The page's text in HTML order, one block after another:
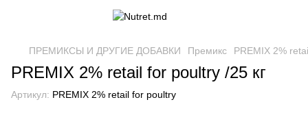
ПРЕМИКСЫ И ДРУГИЕ ДОБАВКИ Премикс PREMIX 2%
PREMIX 2% retail for poultry /25 кг
Артикул: PREMIX 2% retail for poultry